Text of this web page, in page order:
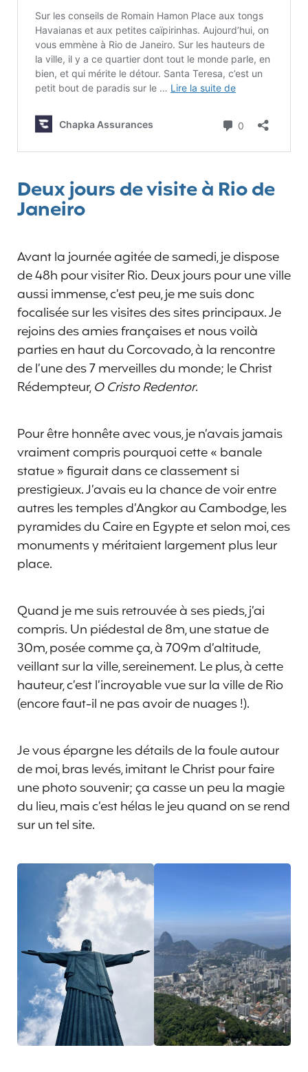
Deux jours de visite à Rio de
Janeiro
Avant la journée agitée de samedi, je dispose
de 48h pour visiter Rio. Deux jours pour une ville
aussi immense, c’est peu, je me suis donc
focalisée sur les visites des sites principaux. Je
rejoins des amies françaises et nous voilà
parties en haut du Corcovado, à la rencontre
de l’une des 7 merveilles du monde; le Christ
Rédempteur,O Cristo Redentor.
Pour être honnête avec vous, je n’avais jamais
vraiment compris pourquoi cette « banale
statue » figurait dans ce classement si
prestigieux. J’avais eu la chance de voir entre
autres les temples d’Angkor au Cambodge, les
pyramides du Caire en Egypte et selon moi, ces
monuments y méritaient largement plus leur
place.
Quand je me suis retrouvée à ses pieds, j’ai
compris. Un piédestal de 8m, une statue de
30m, posée comme ça, à 709m d’altitude,
veillant sur la ville, sereinement. Le plus, à cette
hauteur, c’est l’incroyable vue sur la ville de Rio
(encore faut-il ne pas avoir de nuages !).
Je vous épargne les détails de la foule autour
de moi, bras levés, imitant le Christ pour faire
une photo souvenir; ça casse un peu la magie
du lieu, mais c’est hélas le jeu quand on se rend
sur un tel site.